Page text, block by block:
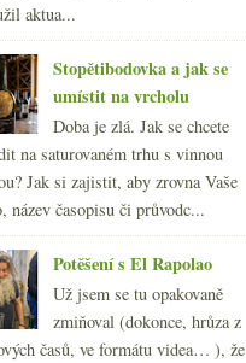
aktua...
Stopětibodovka a jak se
umístit na vrcholu
Doba je zlá. Jak se chcete
na saturovaném trhu s vinnou
Jak si zajistit, aby zrovna Vaše
název časopisu či průvodc...
Potěšení s El Rapolao
Už jsem se tu opakovaně
zmiňoval (dokonce, hrůza z
časů, ve formátu videa… ), že